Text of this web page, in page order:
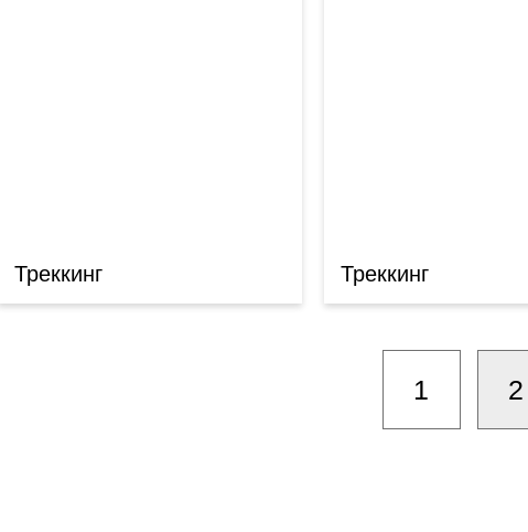
Треккинг Треккинг
1 2